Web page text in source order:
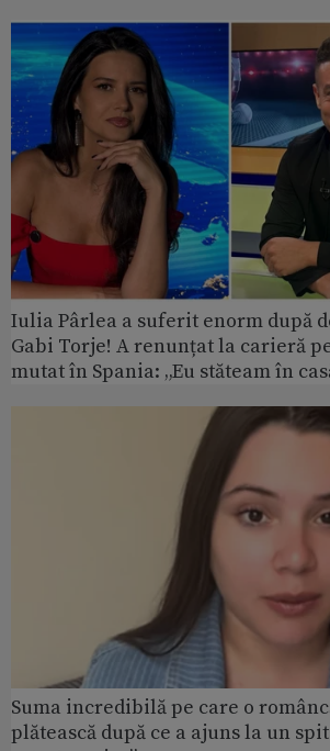
Iulia Pârlea a suferit enorm după
Gabi Torje! A renunțat la carieră
mutat în Spania: „Eu stăteam în
Suma incredibilă pe care o
plătească după ce a ajuns la un